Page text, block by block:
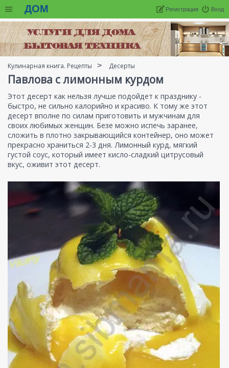
ДОМ Вход
Регистрация
Кулинарная книга. Рецепты Десерты
Павлова с лимонным курдом
Этот десерт как нельзя лучше подойдет к празднику -
быстро, не сильно калорийно и красиво. К тому же этот
десерт вполне по силам приготовить и мужчинам для
своих любимых женщин. Безе можно испечь заранее,
сложить в плотно закрывающийся контейнер, оно может
прекрасно храниться 2-3 дня. Лимонный курд, мягкий
густой соус, который имеет кисло-сладкий цитрусовый
вкус, оживит этот десерт.